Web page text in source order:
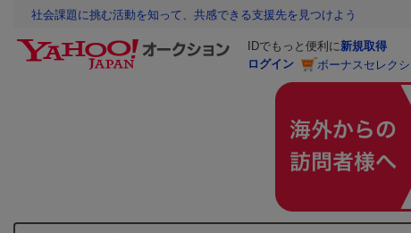
社会課題に挑む活動を知って、共感できる支援先を見つけよう
IDでもっと便利に新規取得
ログイン
ボーナスセレク